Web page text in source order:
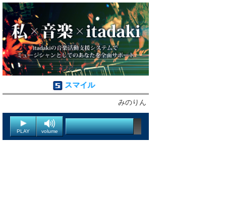
スマイル
みのりん
PLAY volume